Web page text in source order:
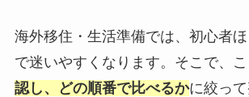
海外移住・生活準備では、初心者
で迷いやすくなります。そこで、
認し、どの順番で比べるかに絞って